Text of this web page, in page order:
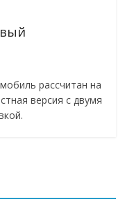
рассчитан на
версия с двумя